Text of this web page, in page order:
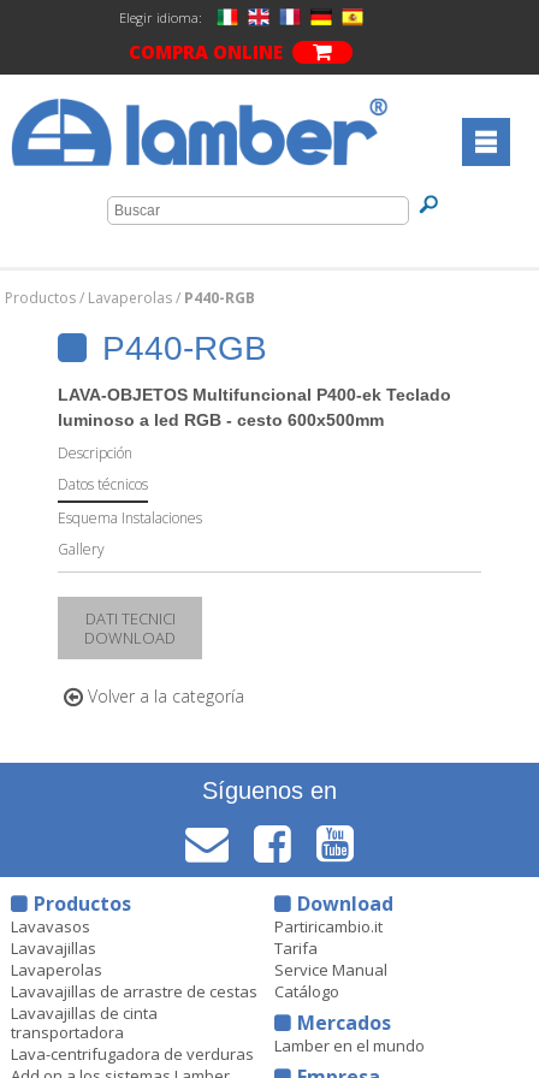
Elegir idioma:
COMPRA ONLINE
Productos/ Lavaperolas/ P440-RGB
P440-RGB
LAVA-OBJETOS Multifuncional P400-ek Teclado
luminoso a led RGB - cesto 600x500mm
Descripción
Datos técnicos
Esquema Instalaciones
Gallery
DATI TECNICI
DOWNLOAD
Volver a la categoría
Síguenos en
Productos
Lavavasos
Lavavajillas
Lavaperolas
Lavavajillas de arrastre de cestas
Lavavajillas de cinta
transportadora
Lava-centrifugadora de verduras
Download
Partiricambio.it
Tarifa
Service Manual
Catálogo
Mercados
Lamber en el mundo